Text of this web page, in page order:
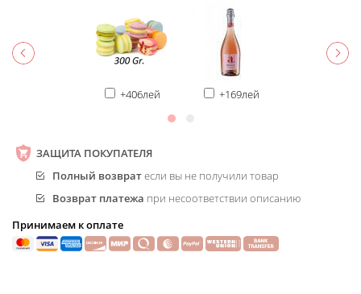
+406лей +169лей
ЗАЩИТА ПОКУПАТЕЛЯ
Полный возвратесли вы не получили товар
Возврат платежа при несоответствии описанию
Принимаем к оплате